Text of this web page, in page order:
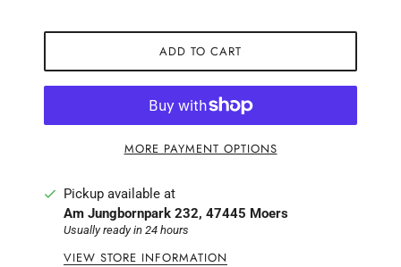
ADD TO CART
MORE PAYMENT OPTIONS
Pickup available at
Am Jungbornpark 232, 47445 Moers
Usually ready in 24 hours
VIEW STORE INFORMATION